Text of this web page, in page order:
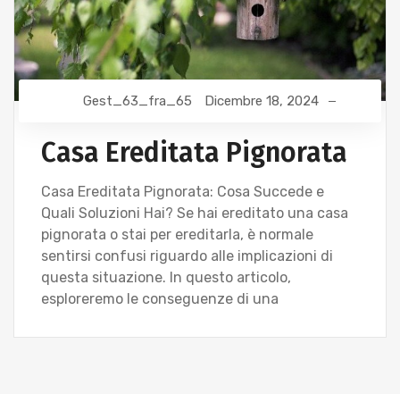
Gest_63_fra_65 Dicembre 18, 2024
Casa Ereditata Pignorata
Casa Ereditata Pignorata: Cosa Succede e
Quali Soluzioni Hai? Se hai ereditato una casa
pignorata o stai per ereditarla, è normale
sentirsi confusi riguardo alle implicazioni di
questa situazione. In questo articolo,
esploreremo le conseguenze di una